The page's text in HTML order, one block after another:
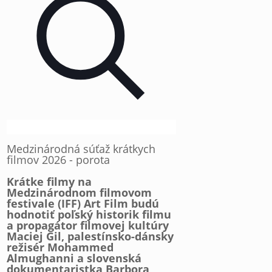
Medzinárodná súťaž krátkych
filmov 2026 - porota
Krátke filmy na
Medzinárodnom filmovom
festivale (IFF) Art Film budú
hodnotiť poľský historik filmu
a propagátor filmovej kultúry
Maciej Gil, palestínsko-dánsky
režisér Mohammed
Almughanni a slovenská
dokumentaristka Barbora